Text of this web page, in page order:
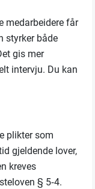
medarbeidere får
styrker både
gis mer
intervju. Du kan
plikter som
gjeldende lover,
kreves
§ 5‑4.